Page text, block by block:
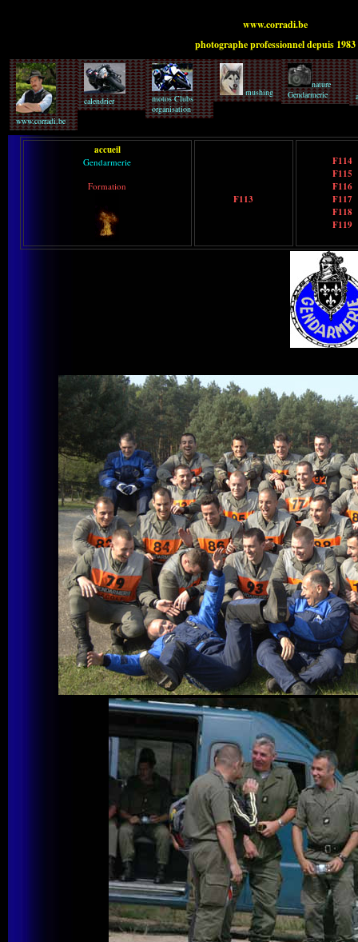
www.corradi.be
photographe professionnel depuis 1983
www.corradi.be
calendrier
motos Clubs
organisation
mushing
nature
Gendarmerie
accueil
Gendarmerie
Formation
F113
F114
F115
F116
F117
F118
F119